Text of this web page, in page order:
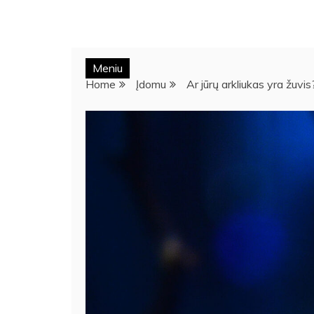
Meniu
Home
Įdomu Ar jūrų arkliukas yra